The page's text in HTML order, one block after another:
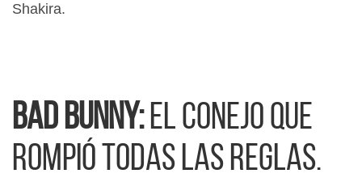
Shakira.
Bad Bunny:el conejo que
rompió todas las reglas.